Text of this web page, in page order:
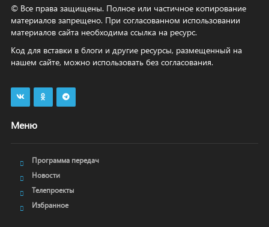
© Все права защищены. Полное или частичное копирование
материалов запрещено. При согласованном использовании
материалов сайта необходима ссылка на ресурс.
Код для вставки в блоги и другие ресурсы, размещенный на
нашем сайте, можно использовать без согласования.
Меню
Программа передач
Новости
Телепроекты
Избранное